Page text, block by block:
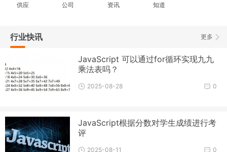
供应 公司 资讯 知道
更多
行业快讯
JavaScript 可以通过for循环实现九九
乘法表吗？
0
2025-08-28
JavaScript根据分数对学生成绩进行考
评
0
2025-08-11